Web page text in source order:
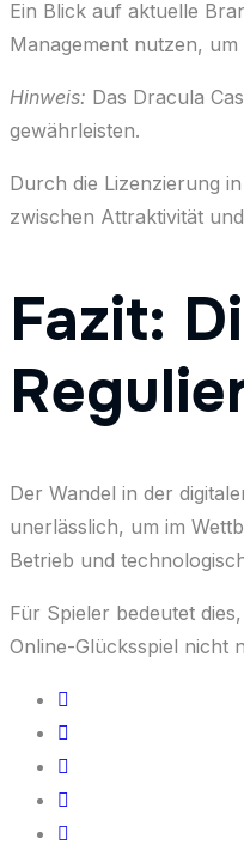
Ein Blick auf aktuelle
Management nutzen,
Hinweis: Das Dracula
gewährleisten.
Durch die Lizenzierung
zwischen Attraktivität
Fazit:
Der Wandel in der
unerlässlich, um im
Betrieb und
Für Spieler bedeutet
Online-Glücksspiel nicht